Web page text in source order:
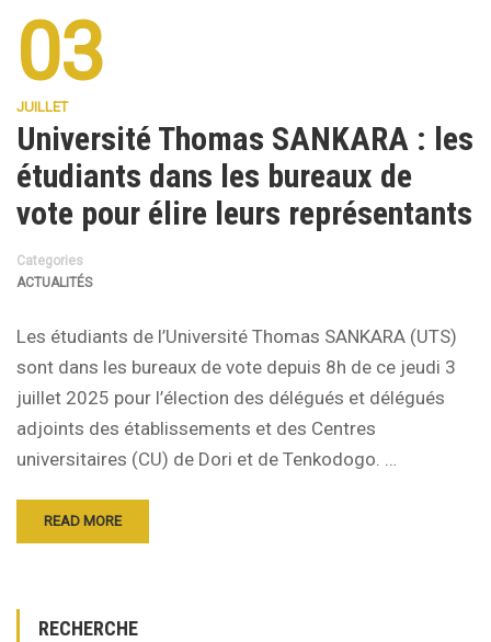
03
JUILLET
Université Thomas SANKARA : les
étudiants dans les bureaux de
vote pour élire leurs représentants
Categories
ACTUALITÉS
Les étudiants de l’Université Thomas SANKARA (UTS)
sont dans les bureaux de vote depuis 8h de ce jeudi 3
juillet 2025 pour l’élection des délégués et délégués
adjoints des établissements et des Centres
universitaires (CU) de Dori et de Tenkodogo. …
READ MORE
RECHERCHE